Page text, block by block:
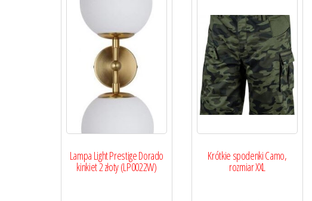
Lampa Light Prestige Dorado
kinkiet 2 złoty (LP0022W)
Krótkie spodenki Camo,
rozmiar XXL